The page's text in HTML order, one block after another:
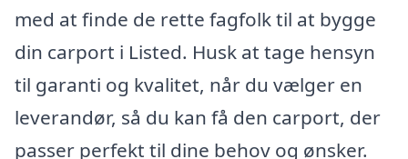
med at finde de rette fagfolk til at bygge
din carport i Listed. Husk at tage hensyn
til garanti og kvalitet, når du vælger en
leverandør, så du kan få den carport, der
passer perfekt til dine behov og ønsker.